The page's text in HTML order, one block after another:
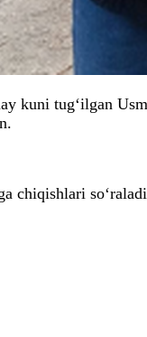
kuni tug‘ilgan
chiqishlari